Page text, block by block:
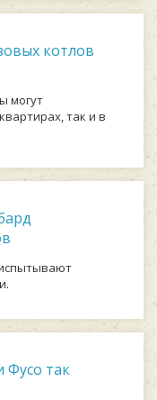
котлов
могут
так и в
Фусо так